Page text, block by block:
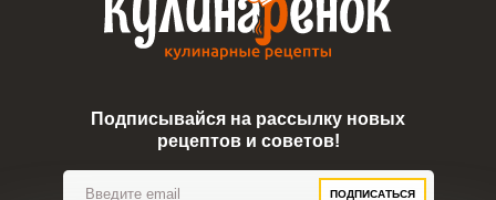
Подписывайся на рассылку новых
рецептов и советов!
ПОДПИСАТЬСЯ